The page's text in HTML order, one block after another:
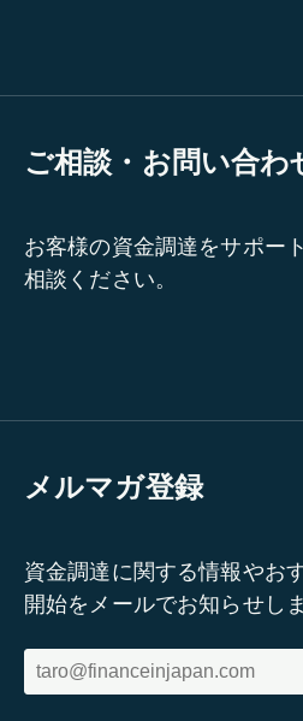
ご相談・お問い合わ
お客様の資金調達をサポー
相談ください。
メルマガ登録
資金調達に関する情報やお
開始をメールでお知らせしま